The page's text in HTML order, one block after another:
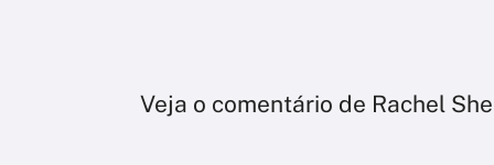
Veja o comentário de Rachel